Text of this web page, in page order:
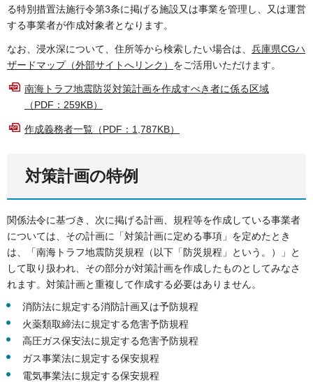
る特別措置法施行令第3条に掲げる施設又は事業を管理し、又は運営
する事業者が作成対象者となります。
なお、浸水深について、住所等から検索したい場合は、 兵庫県CGハ
ザードマップ（外部サイトへリンク） をご活用いただけます。
南海トラフ地震防災対策計画を作成すべき者に係る区域
（PDF：259KB）
作成義務者一覧（PDF：1,787KB）
対策計画の特例
関係法令に基づき、次に掲げる計画、規程等を作成している事業者
については、その計画に「対策計画に定める事項」を定めたとき
は、「南海トラフ地震防災規程（以下「防災規程」という。）」と
して取り扱われ、その部分が対策計画を作成したものとしてみなさ
れます。対策計画と重複して作成する必要はありません。
消防法に規定する消防計画又は予防規程
火薬類取締法に規定する危害予防規程
高圧ガス保安法に規定する危害予防規程
ガス事業法に規定する保安規程
電気事業法に規定する保安規程